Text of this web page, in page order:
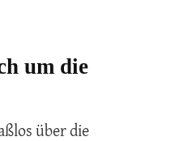
um die
über die